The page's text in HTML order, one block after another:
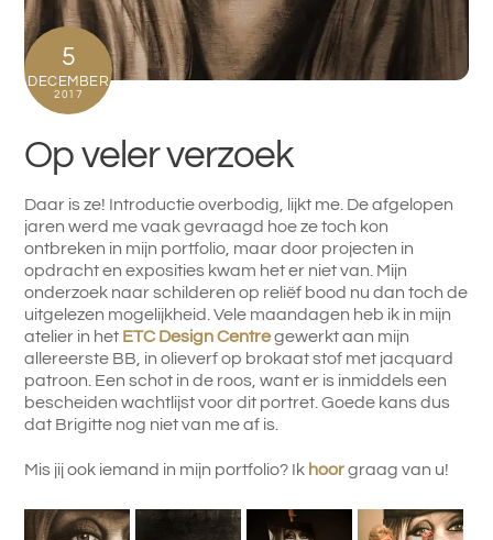
5
DECEMBER
2017
Op veler verzoek
Daar is ze! Introductie overbodig, lijkt me. De afgelopen
jaren werd me vaak gevraagd hoe ze toch kon
ontbreken in mijn portfolio, maar door projecten in
opdracht en exposities kwam het er niet van. Mijn
onderzoek naar schilderen op reliëf bood nu dan toch de
uitgelezen mogelijkheid. Vele maandagen heb ik in mijn
atelier in het ETC Design Centregewerkt aan mijn
allereerste BB, in olieverf op brokaat stof met jacquard
patroon. Een schot in de roos, want er is inmiddels een
bescheiden wachtlijst voor dit portret. Goede kans dus
dat Brigitte nog niet van me af is.
Mis jij ook iemand in mijn portfolio? Ik hoorgraag van u!